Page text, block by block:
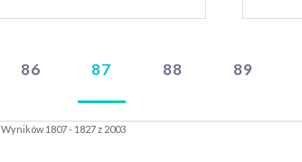
86 87 88 89
Wyników 1807 - 1827 z 2003